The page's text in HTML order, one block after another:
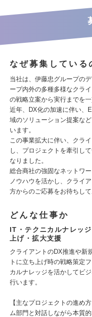
なぜ募集している
当社は、伊藤忠グループの
ープ内外の多種多様なクラ
の戦略立案から実行までを
近年、DX化の加速に伴い、
域のソリューション提案な
います。
この事業拡大に伴い、クラ
し、プロジェクトを牽引し
なりました。
総合商社の強固なネットワ
ノウハウを活かし、クライ
方からのご応募をお待ちして
どんな仕事か
IT・テクニカルナレッ
上げ・拡大支援
クライアントのDX推進や新
トに立ち上げ時の戦略策定
カルナレッジを活かしてビ
行います。
【主なプロジェクトの進め
ム部門と対話しながら本質